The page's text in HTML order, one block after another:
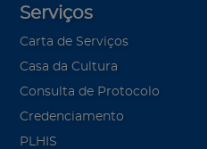
Serviços
Carta de Serviços
Casa da Cultura
Consulta de Protocolo
Credenciamento
PLHIS